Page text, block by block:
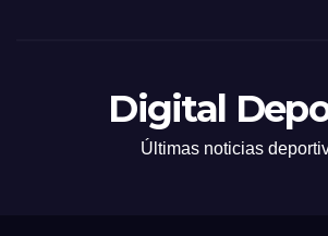
Digital
Últimas noticias